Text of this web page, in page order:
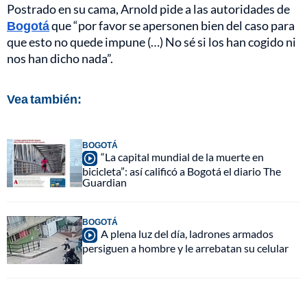
Postrado en su cama, Arnold pide a las autoridades de
Bogotáque “por favor se apersonen bien del caso para
que esto no quede impune (…) No sé si los han cogido ni
nos han dicho nada”.
Vea también:
BOGOTÁ
“La capital mundial de la muerte en
bicicleta”: así calificó a Bogotá el diario The
Guardian
BOGOTÁ
A plena luz del día, ladrones armados
persiguen a hombre y le arrebatan su celular